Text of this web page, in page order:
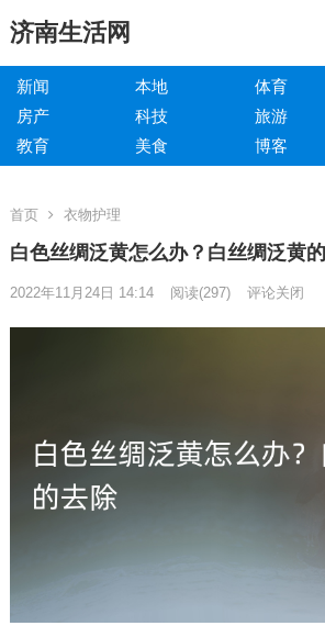
济南生活网
新闻 本地 体育
房产
科技 旅游
教育
美食 博客
首页 衣物护理
白色丝绸泛黄怎么办？白丝绸泛黄
2022年11月24日 14:14 阅读(297) 评论关闭